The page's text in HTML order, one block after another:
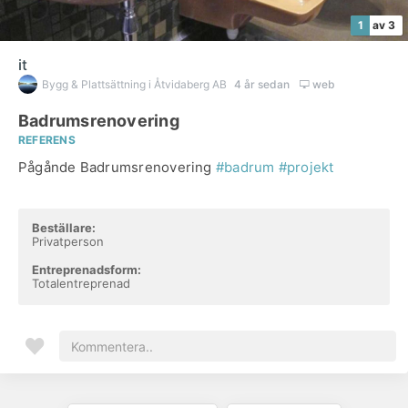
1 av 3
it
Bygg & Plattsättning i Åtvidaberg AB 4 år sedan web
Badrumsrenovering
REFERENS
Pågånde Badrumsrenovering #badrum #projekt
Beställare:
Privatperson
Entreprenadsform:
Totalentreprenad